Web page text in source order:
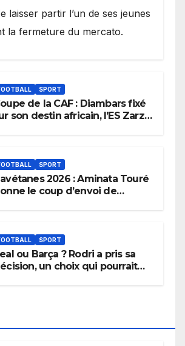
laisser partir l’un de ses jeunes
la fermeture du mercato.
SPORT
de la CAF : Diambars fixé
son destin africain, l’ES Zarzis
SPORT
2026 : Aminata Touré
le coup d’envoi de
SPORT
ou Barça ? Rodri a pris sa
un choix qui pourrait